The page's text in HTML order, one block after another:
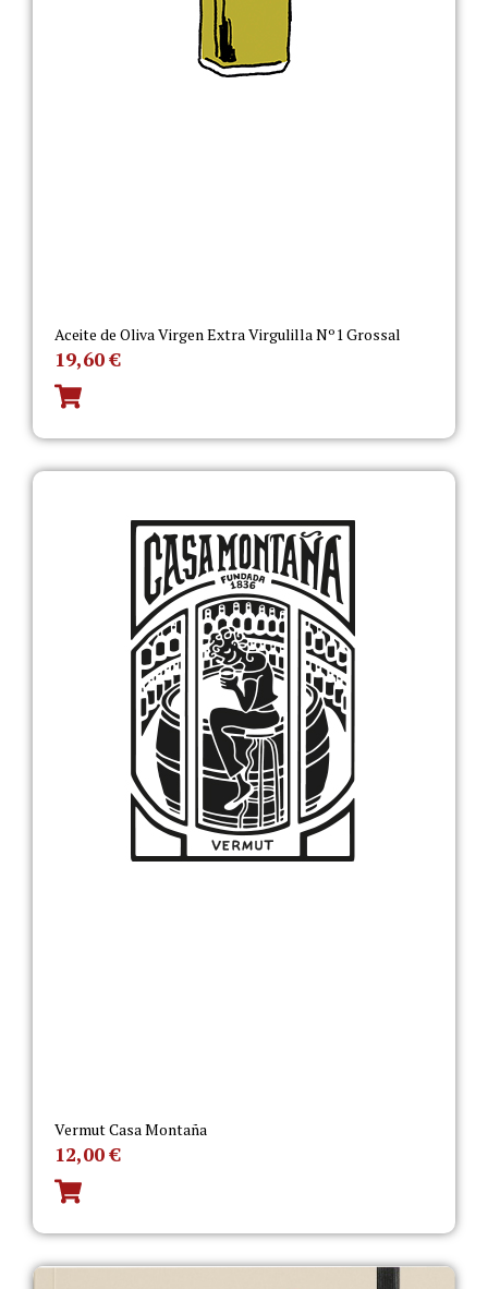
Aceite de Oliva Virgen Extra Virgulilla Nº1 Grossal
19,60€
Vermut Casa Montaña
12,00€